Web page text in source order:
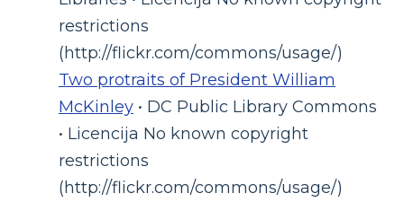
restrictions
(http://flickr.com/commons/usage/)
Two protraits of President William
McKinley • DC Public Library Commons
• Licencija No known copyright
restrictions
(http://flickr.com/commons/usage/)